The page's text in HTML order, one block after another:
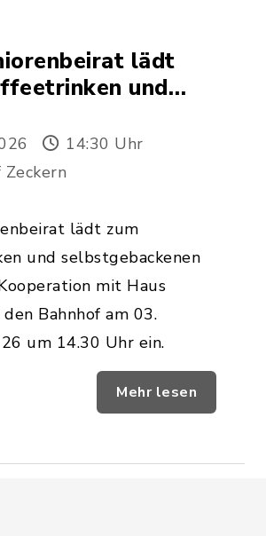
lädt
und
mit Haus
in den Bahnhof
ein.
14:30 Uhr
Zeckern
lädt zum
und selbstgebackenen
mit Haus
Bahnhof am 03.
um 14.30 Uhr ein.
Mehr lesen